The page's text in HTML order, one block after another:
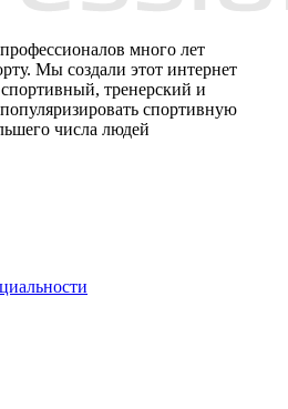
много лет
Мы создали этот интернет
тренерский и
спортивную
числа людей